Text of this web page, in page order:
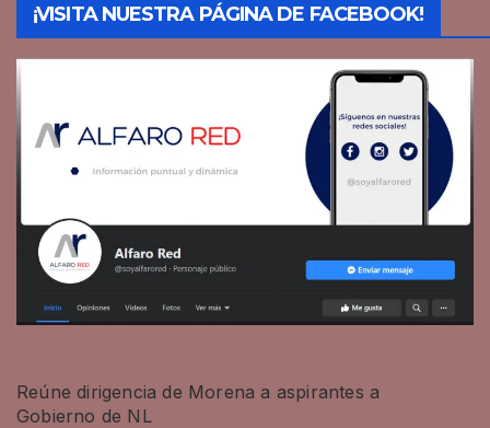
¡VISITA NUESTRA PÁGINA DE FACEBOOK!
Reúne dirigencia de Morena a aspirantes a
Gobierno de NL